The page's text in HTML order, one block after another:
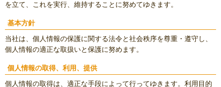
を立て、これを実行、維持することに努めてゆきます。
基本方針
当社は、個人情報の保護に関する法令と社会秩序を尊重・遵守し、
個人情報の適正な取扱いと保護に努めます。
個人情報の取得、利用、提供
個人情報の取得は、適正な手段によって行ってゆきます。利用目的